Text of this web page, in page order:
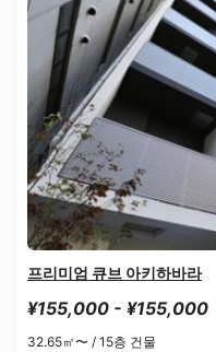
프리미엄 큐브 아키하바라
¥155,000 - ¥155,000
32.65㎡〜 / 15층 건물